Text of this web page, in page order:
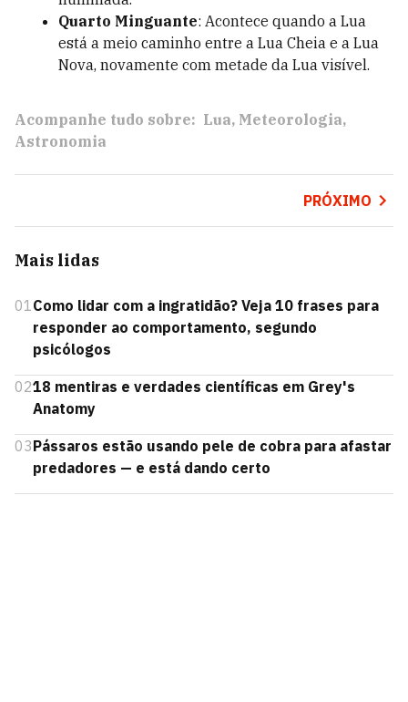
Quarto Minguante: Acontece quando a Lua
está a meio caminho entre a Lua Cheia e a Lua
Nova, novamente com metade da Lua visível.
Acompanhe tudo sobre: Lua Meteorologia
Astronomia
PRÓXIMO
Mais lidas
01Como lidar com a ingratidão? Veja 10 frases para
responder ao comportamento, segundo
psicólogos
0218 mentiras e verdades científicas em Grey's
Anatomy
03Pássaros estão usando pele de cobra para afastar
predadores — e está dando certo